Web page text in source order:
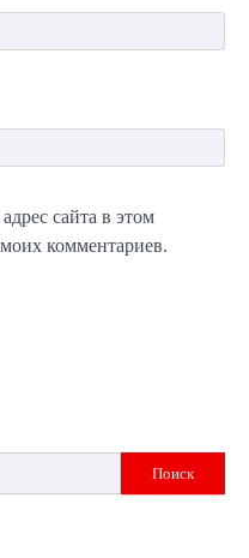
сайта в этом
комментариев.
Поиск